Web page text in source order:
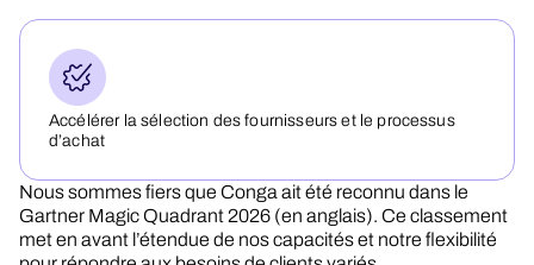
Accélérer la sélection des fournisseurs et le processus
d’achat
Nous sommes fiers que Conga ait été reconnu dans le
Gartner Magic Quadrant 2026 (en anglais). Ce classement
met en avant l’étendue de nos capacités et notre flexibilité